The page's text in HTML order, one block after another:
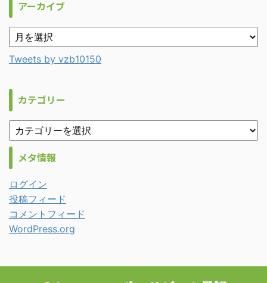
アーカイブ
Tweets by vzb10150
カテゴリー
メタ情報
ログイン
投稿フィード
コメントフィード
WordPress.org